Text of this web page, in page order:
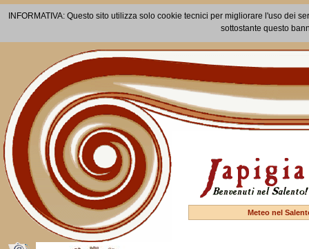
INFORMATIVA: Questo sito utilizza solo cookie tecnici per migliorare l'uso dei
sottostante questo
Meteo nel